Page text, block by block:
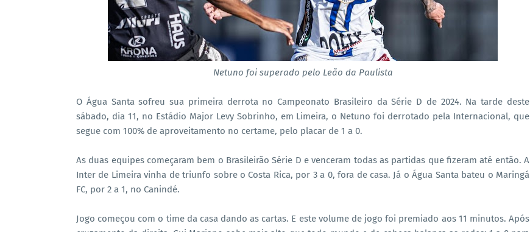
Netuno foi superado pelo Leão da Paulista
O Água Santa sofreu sua primeira derrota no Campeonato Brasileiro da Série D de 2024. Na tarde deste
sábado, dia 11, no Estádio Major Levy Sobrinho, em Limeira, o Netuno foi derrotado pela Internacional, que
segue com 100% de aproveitamento no certame, pelo placar de 1 a 0.
As duas equipes começaram bem o Brasileirão Série D e venceram todas as partidas que fizeram até então. A
Inter de Limeira vinha de triunfo sobre o Costa Rica, por 3 a 0, fora de casa. Já o Água Santa bateu o Maringá
FC, por 2 a 1, no Canindé.
Jogo começou com o time da casa dando as cartas. E este volume de jogo foi premiado aos 11 minutos. Após